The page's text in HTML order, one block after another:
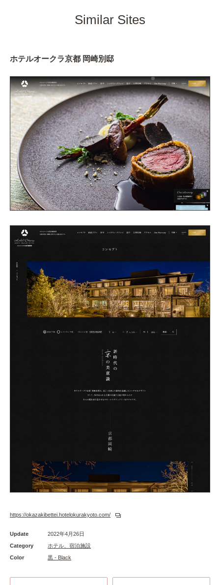
Similar Sites
ホテルオークラ京都 岡崎別邸
https://okazakibettei.hotelokurakyoto.com/
Update
2022年4月26日
Category
ホテル、宿泊施設
Color
黒 - Black